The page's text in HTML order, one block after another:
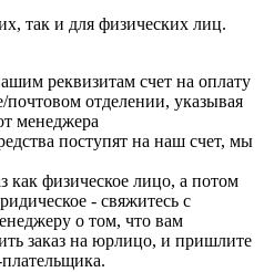
так и для физических лиц.
реквизитам счет на оплату
отделении, указывая
менеджера
поступят на наш счет, мы
как физическое лицо, а потом
- свяжитесь с
о том, что вам
заказ на юрлицо, и пришлите